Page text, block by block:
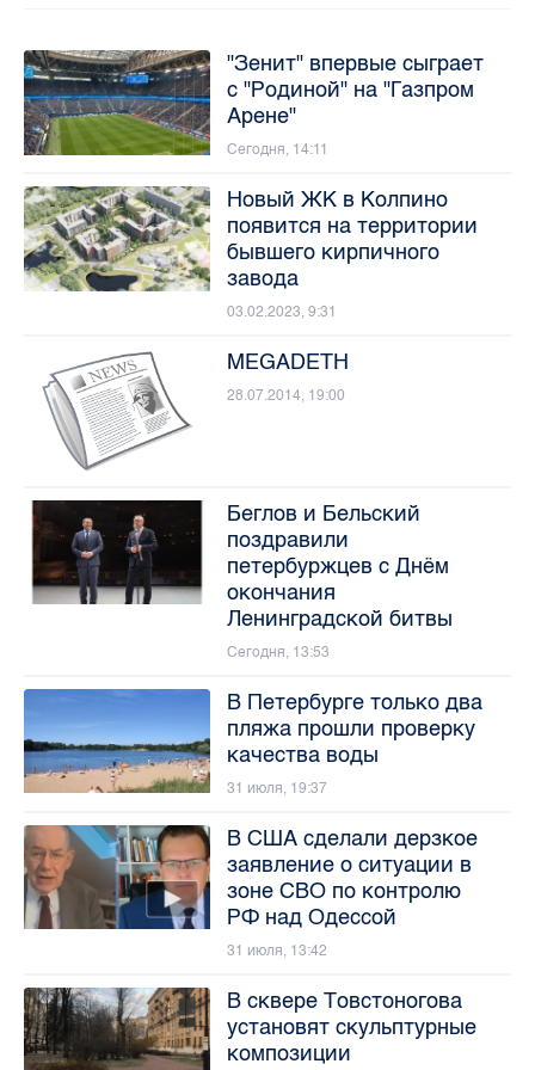
"Зенит" впервые сыграет
с "Родиной" на "Газпром
Арене"
Сегодня, 14:11
Новый ЖК в Колпино
появится на территории
бывшего кирпичного
завода
03.02.2023, 9:31
MEGADETH
28.07.2014, 19:00
Беглов и Бельский
поздравили
петербуржцев с Днём
окончания
Ленинградской битвы
Сегодня, 13:53
В Петербурге только два
пляжа прошли проверку
качества воды
31 июля, 19:37
В США сделали дерзкое
заявление о ситуации в
зоне СВО по контролю
РФ над Одессой
31 июля, 13:42
В сквере Товстоногова
установят скульптурные
композиции